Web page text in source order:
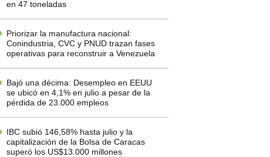
en 47 toneladas
Priorizar la manufactura nacional:
Conindustria, CVC y PNUD trazan fases
operativas para reconstruir a Venezuela
Bajó una décima: Desempleo en EEUU
se ubicó en 4,1% en julio a pesar de la
pérdida de 23.000 empleos
IBC subió 146,58% hasta julio y la
capitalización de la Bolsa de Caracas
superó los US$13.000 millones